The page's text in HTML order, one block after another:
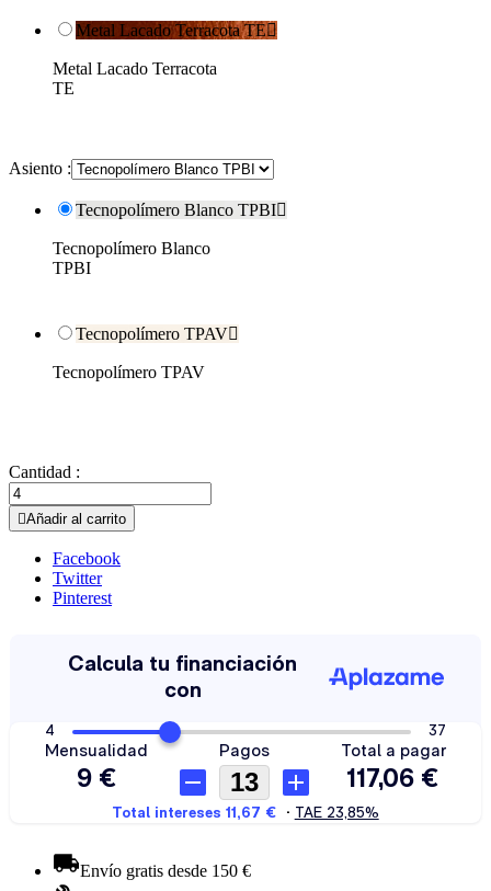
Metal Lacado Terracota TE
Metal Lacado Terracota
TE
Asiento :
Tecnopolímero Blanco TPBI
Tecnopolímero Blanco
TPBI
Tecnopolímero TPAV
Tecnopolímero TPAV
Cantidad :
Añadir al carrito
Facebook
Twitter
Pinterest
Envío gratis desde 150 €